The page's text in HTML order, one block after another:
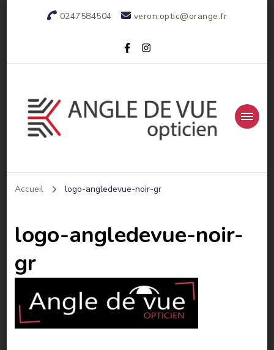
0247584504 veron.optic@orange.fr
Accueil logo-angledevue-noir-gr
logo-angledevue-noir-
gr